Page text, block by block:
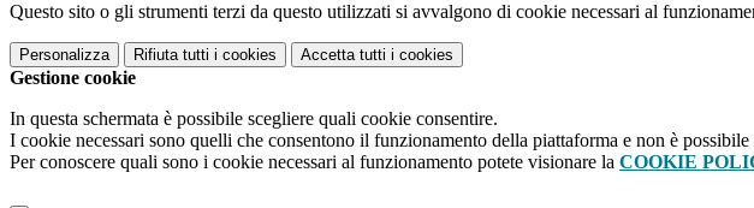
Questo sito o gli strumenti terzi da questo utilizzati si avvalgono di cookie necessari al
Personalizza Rifiuta tutti i cookies Accetta tutti i cookies
Gestione cookie
In questa schermata è possibile scegliere quali cookie consentire.
I cookie necessari sono quelli che consentono il funzionamento della piattaforma e non è
Per conoscere quali sono i cookie necessari al funzionamento potete visionare la COOKIE